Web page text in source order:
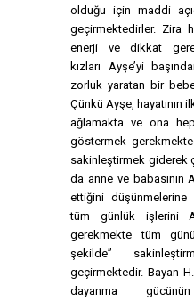
olduğu için maddi
geçirmektedirler. Zira
enerji ve dikkat
kızları Ayşe’yi
zorluk yaratan bir
Çünkü Ayşe, hayatının
ağlamakta ve ona
göstermek
sakinleştirmek giderek
da anne ve babasının
ettiğini düşünmelerine
tüm günlük işlerini
gerekmekte tüm
şekilde”
geçirmektedir. Bayan
dayanma